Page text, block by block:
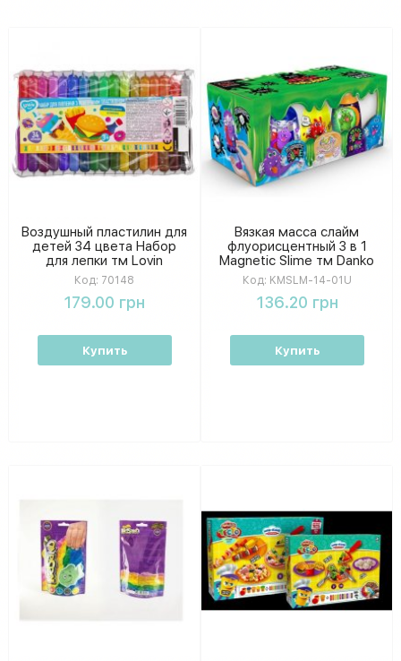
Воздушный пластилин для
детей 34 цвета Набор
для лепки тм Lovin
Код: 70148
179.00 грн
Купить
Вязкая масса слайм
флуорисцентный 3 в 1
Magnetic Slime тм Danko
Toys KMSLM-14-01U
Код: KMSLM-14-01U
136.20 грн
Купить